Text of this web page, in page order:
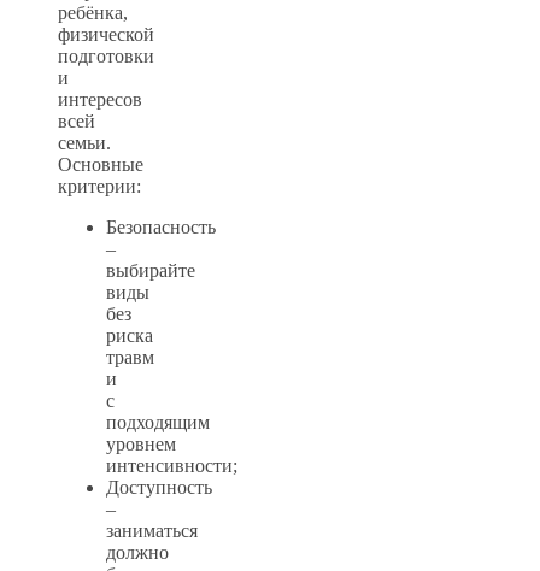
ребёнка,
физической
подготовки
и
интересов
всей
семьи.
Основные
критерии:
Безопасность
–
выбирайте
виды
без
риска
травм
и
с
подходящим
уровнем
интенсивности;
Доступность
–
заниматься
должно